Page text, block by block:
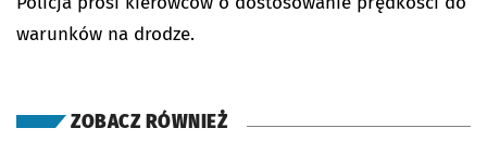
warunków na drodze.
ZOBACZ RÓWNIEŻ